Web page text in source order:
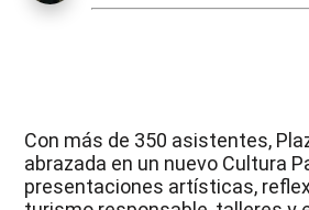
Con más de 350 asistentes,
abrazada en un nuevo Cultura
presentaciones artísticas,